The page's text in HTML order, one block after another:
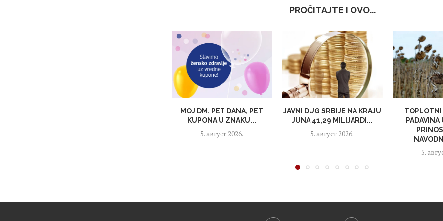
PROČITAJTE I OVO...
MOJ DM: PET DANA, PET
KUPONA U ZNAKU...
5. август 2026.
JAVNI DUG SRBIJE NA KRAJU
JUNA 41,29 MILIJARDI...
5. август 2026.
TOPLOTNI
PADAVINA
5.